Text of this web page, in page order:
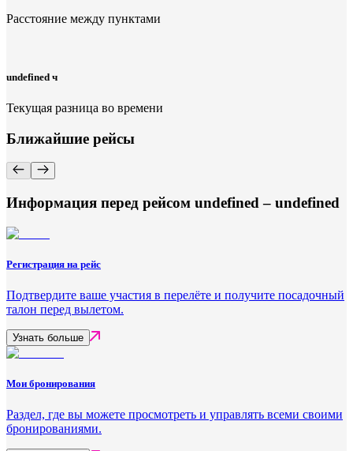
Расстояние между пунктами
undefined ч
Текущая разница во времени
Ближайшие рейсы
Информация перед рейсом undefined – undefined
Регистрация на рейс
Подтвердите ваше участия в перелёте и получите посадочный
талон перед вылетом.
Узнать больше
Мои бронирования
Раздел, где вы можете просмотреть и управлять всеми своими
бронированиями.